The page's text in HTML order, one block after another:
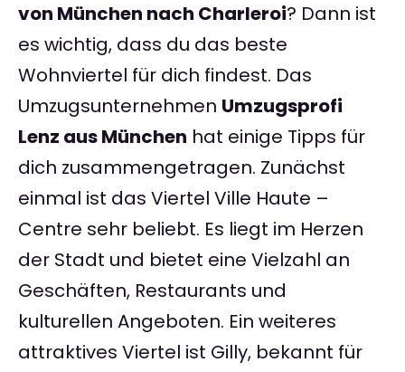
von München nach Charleroi? Dann ist
es wichtig, dass du das beste
Wohnviertel für dich findest. Das
Umzugsunternehmen Umzugsprofi
Lenz aus München hat einige Tipps für
dich zusammengetragen. Zunächst
einmal ist das Viertel Ville Haute –
Centre sehr beliebt. Es liegt im Herzen
der Stadt und bietet eine Vielzahl an
Geschäften, Restaurants und
kulturellen Angeboten. Ein weiteres
attraktives Viertel ist Gilly, bekannt für